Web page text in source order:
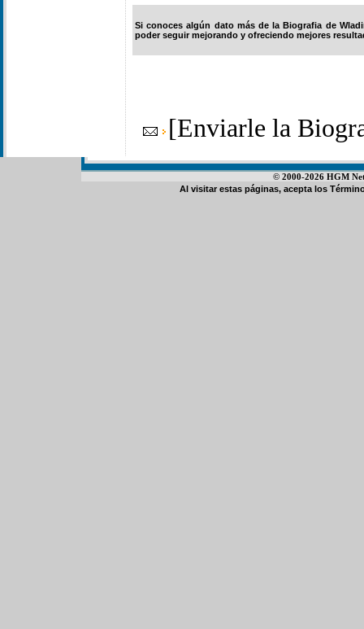
Si conoces algún dato más de la Biografia de
poder seguir mejorando y ofreciendo mejores
[Enviarle la
© 2000-2026 HGM
Al visitar estas páginas, acepta los